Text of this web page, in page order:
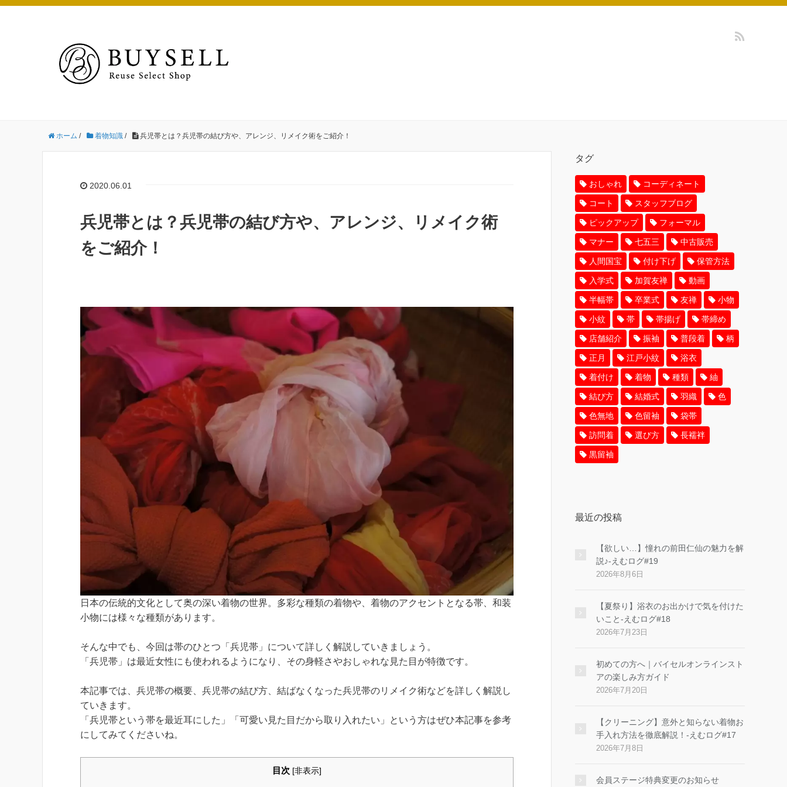
ホーム / 着物知識 / 兵児帯とは？兵児帯の結び方や、アレンジ、リメイク術をご紹介！
2020.06.01
兵児帯とは？兵児帯の結び方や、アレンジ、リメイク術
をご紹介！
日本の伝統的文化として奥の深い着物の世界。多彩な種類の着物や、着物のアクセントとなる帯、和装
小物には様々な種類があります。
そんな中でも、今回は帯のひとつ「兵児帯」について詳しく解説していきましょう。
「兵児帯」は最近女性にも使われるようになり、その身軽さやおしゃれな見た目が特徴です。
本記事では、兵児帯の概要、兵児帯の結び方、結ばなくなった兵児帯のリメイク術などを詳しく解説し
ていきます。
「兵児帯という帯を最近耳にした」「可愛い見た目だから取り入れたい」という方はぜひ本記事を参考
にしてみてくださいね。
目次 [非表示]
タグ
おしゃれ コーディネート
コート スタッフブログ
ピックアップ フォーマル
マナー 七五三 中古販売
人間国宝 付け下げ 保管方法
入学式 加賀友禅 動画
半幅帯 卒業式 友禅 小物
小紋 帯 帯揚げ 帯締め
店舗紹介 振袖 普段着 柄
正月 江戸小紋 浴衣
着付け 着物 種類 紬
結び方 結婚式 羽織 色
色無地 色留袖 袋帯
訪問着 選び方 長襦袢
黒留袖
最近の投稿
【欲しい…】憧れの前田仁仙の魅力を解
説♪-えむログ#19
2026年8月6日
【夏祭り】浴衣のお出かけで気を付けた
いこと-えむログ#18
2026年7月23日
初めての方へ｜バイセルオンラインスト
アの楽しみ方ガイド
2026年7月20日
【クリーニング】意外と知らない着物お
手入れ方法を徹底解説！-えむログ#17
2026年7月8日
会員ステージ特典変更のお知らせ